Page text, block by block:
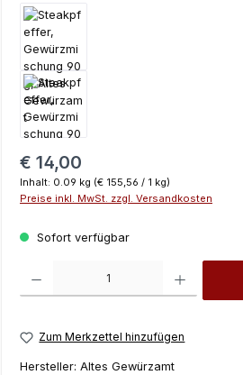
Regulärer Preis:
€ 14,00
Inhalt: 0.09 kg (€ 155,56 / 1 kg)
Preise inkl. MwSt. zzgl. Versandkosten
Sofort verfügbar
Zum Merkzettel hinzufügen
Hersteller: Altes Gewürzamt